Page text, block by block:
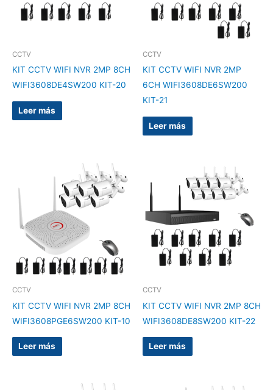
CCTV
KIT CCTV WIFI NVR 2MP 8CH
WIFI3608DE4SW200 KIT-20
Leer más
CCTV
KIT CCTV WIFI NVR 2MP
6CH WIFI3608DE6SW200
KIT-21
Leer más
CCTV
KIT CCTV WIFI NVR 2MP 8CH
WIFI3608PGE6SW200 KIT-10
Leer más
CCTV
KIT CCTV WIFI NVR 2MP 8CH
WIFI3608DE8SW200 KIT-22
Leer más